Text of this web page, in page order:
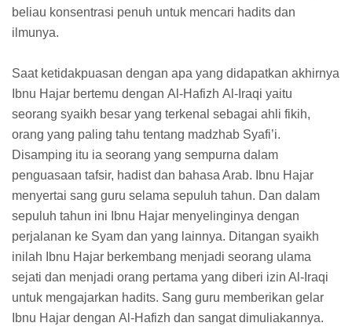
beliau konsentrasi penuh untuk mencari hadits dan
ilmunya.
Saat ketidakpuasan dengan apa yang didapatkan akhirnya
Ibnu Hajar bertemu dengan Al-Hafizh Al-Iraqi yaitu
seorang syaikh besar yang terkenal sebagai ahli fikih,
orang yang paling tahu tentang madzhab Syafi’i.
Disamping itu ia seorang yang sempurna dalam
penguasaan tafsir, hadist dan bahasa Arab. Ibnu Hajar
menyertai sang guru selama sepuluh tahun. Dan dalam
sepuluh tahun ini Ibnu Hajar menyelinginya dengan
perjalanan ke Syam dan yang lainnya. Ditangan syaikh
inilah Ibnu Hajar berkembang menjadi seorang ulama
sejati dan menjadi orang pertama yang diberi izin Al-Iraqi
untuk mengajarkan hadits. Sang guru memberikan gelar
Ibnu Hajar dengan Al-Hafizh dan sangat dimuliakannya.